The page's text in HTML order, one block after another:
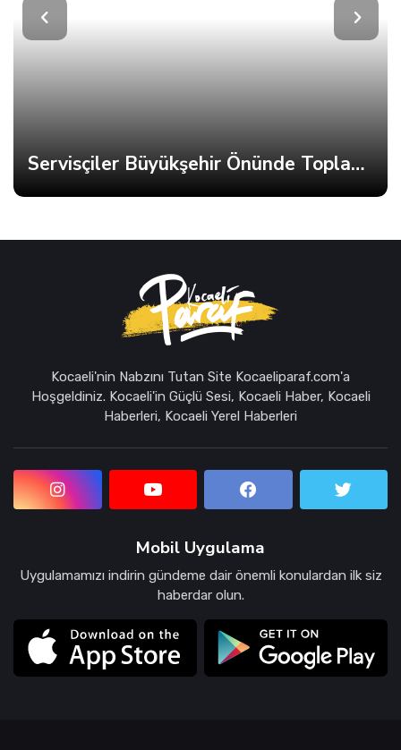
Servisçiler Büyükşehir Önünde Toplandı, Gerginlik Yaşandı
Kocaeli'nin Nabzını Tutan Site Kocaeliparaf.com'a
Hoşgeldiniz. Kocaeli'in Güçlü Sesi, Kocaeli Haber, Kocaeli
Haberleri, Kocaeli Yerel Haberleri
Mobil Uygulama
Uygulamamızı indirin gündeme dair önemli konulardan ilk siz
haberdar olun.